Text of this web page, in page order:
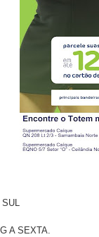
A SEXTA.